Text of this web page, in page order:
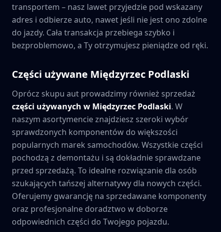
transportem – nasz lawet przyjedzie pod wskazany
adres i odbierze auto, nawet jeśli nie jest ono zdolne
do jazdy. Cała transakcja przebiega szybko i
bezproblemowo, a Ty otrzymujesz pieniądze od ręki.
Części używane Międzyrzec Podlaski
Oprócz skupu aut prowadzimy również sprzedaż
części używanych w Międzyrzec Podlaski. W
naszym asortymencie znajdziesz szeroki wybór
sprawdzonych komponentów do większości
popularnych marek samochodów. Wszystkie części
pochodzą z demontażu i są dokładnie sprawdzane
przed sprzedażą. To idealne rozwiązanie dla osób
szukających tańszej alternatywy dla nowych części.
Oferujemy gwarancję na sprzedawane komponenty
oraz profesjonalne doradztwo w doborze
odpowiednich części do Twojego pojazdu.